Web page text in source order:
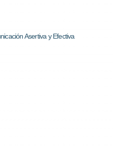
Asertiva y Efectiva